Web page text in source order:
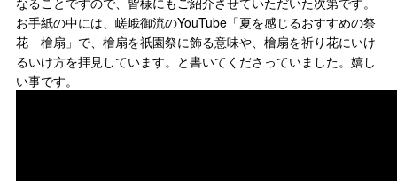
お手紙の中には、嵯峨御流のYouTube「夏を感じるおすすめの祭
花 檜扇」で、檜扇を祇園祭に飾る意味や、檜扇を祈り花にいけ
るいけ方を拝見しています。と書いてくださっていました。嬉し
い事です。